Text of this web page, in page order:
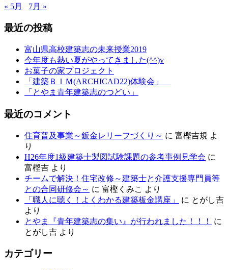
« 5月
7月 »
最近の投稿
富山県高校建築志の未来授業2019
今年度も熱い夏がやってきました(^^)v
お菓子の家プロジェクト
「建築ＢＩＭ(ARCHICAD22)体験会」
「とやま青年建築志のつどい」
最近のコメント
住育普及事業～鈑金レリーフづくり～ に 富樫吉規 よ
り
H26年度1級建築士製図試験課題の参考事例見学会 に
富樫吉 より
チームで解決！住宅改修～建築士と介護支援専門員等
との合同研修会～ に 富樫くみこ より
「職人に聴く！よくわかる建築板金講座」
に とがし吉
より
とやま『青年建築志の集い』が行われました！！！
に
とがし吉 より
カテゴリー